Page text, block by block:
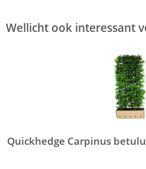
Wellicht ook interessant
Quickhedge Carpinus